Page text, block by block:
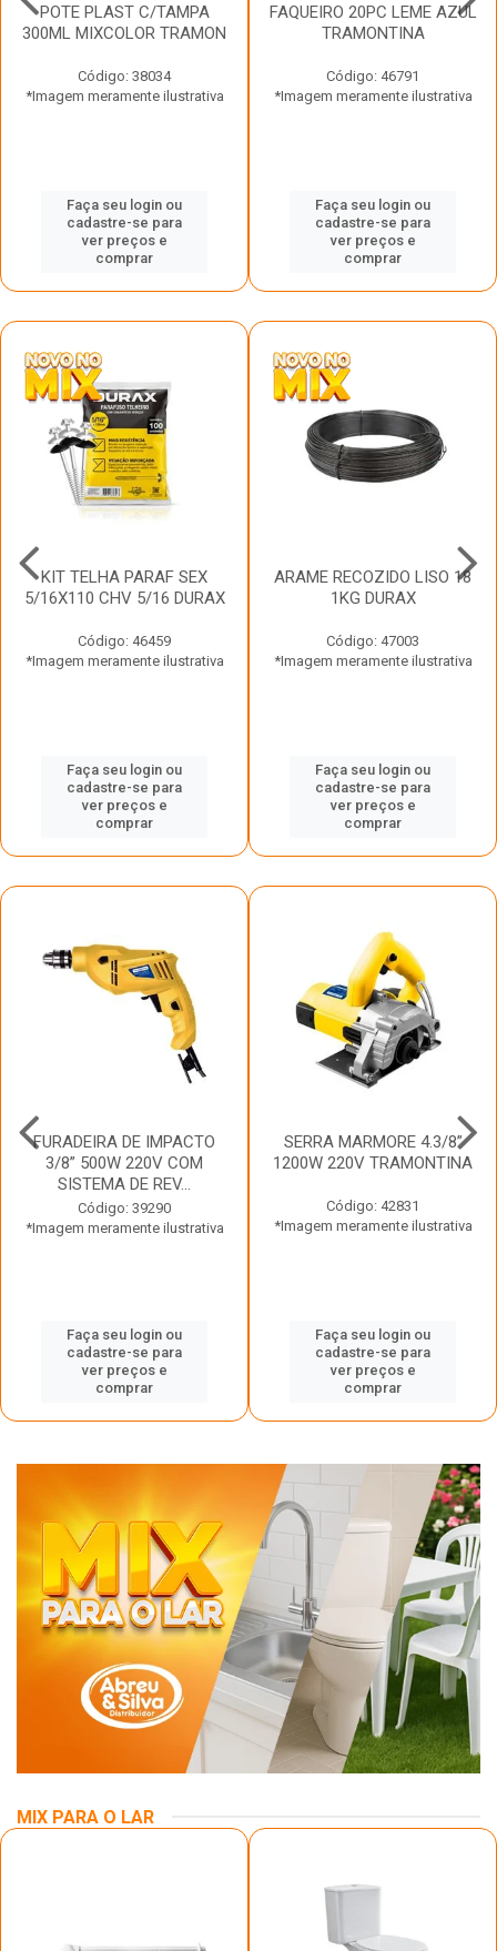
POTE PLAST C/TAMPA
300ML MIXCOLOR TRAMON
Código: 38034
*Imagem meramente ilustrativa
Faça seu login ou
cadastre-se para
ver preços e
comprar
FAQUEIRO 20PC LEME AZUL
TRAMONTINA
Código: 46791
*Imagem meramente ilustrativa
Faça seu login ou
cadastre-se para
ver preços e
comprar
KIT TELHA PARAF SEX
5/16X110 CHV 5/16 DURAX
Código: 46459
*Imagem meramente ilustrativa
Faça seu login ou
cadastre-se para
ver preços e
comprar
ARAME RECOZIDO LISO 18
1KG DURAX
Código: 47003
*Imagem meramente ilustrativa
Faça seu login ou
cadastre-se para
ver preços e
comprar
FURADEIRA DE IMPACTO
3/8” 500W 220V COM
SISTEMA DE REV...
Código: 39290
*Imagem meramente ilustrativa
Faça seu login ou
cadastre-se para
ver preços e
comprar
SERRA MARMORE 4.3/8”
1200W 220V TRAMONTINA
Código: 42831
*Imagem meramente ilustrativa
Faça seu login ou
cadastre-se para
ver preços e
comprar
MIX PARA O LAR